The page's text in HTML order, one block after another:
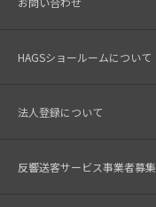
HAGSショールームについて
法人登録について
反響送客サービス事業者募集